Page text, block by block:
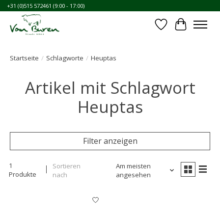
+31 (0)515 572461 (9:00 - 17:00)
Wunschzettel
Ihr
Startseite / Schlagworte / Heuptas
Artikel mit Schlagwort
Heuptas
Filter anzeigen
1
Produkte
Sortieren
nach
Am meisten
angesehen